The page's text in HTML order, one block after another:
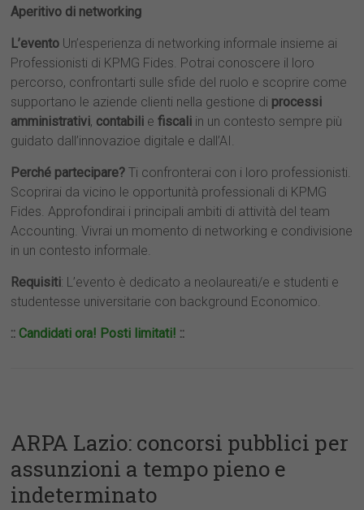
Aperitivo di networking
L’evento Un’esperienza di networking informale insieme ai
Professionisti di KPMG Fides. Potrai conoscere il loro
percorso, confrontarti sulle sfide del ruolo e scoprire come
supportano le aziende clienti nella gestione di processi
amministrativi, contabili efiscali in un contesto sempre più
guidato dall’innovazioe digitale e dall’AI.
Perché partecipare?Ti confronterai con i loro professionisti.
Scoprirai da vicino le opportunità professionali di KPMG
Fides. Approfondirai i principali ambiti di attività del team
Accounting. Vivrai un momento di networking e condivisione
in un contesto informale.
Requisiti: L’evento è dedicato a neolaureati/e e studenti e
studentesse universitarie con background Economico.
::Candidati ora! Posti limitati! ::
ARPA Lazio: concorsi pubblici per
assunzioni a tempo pieno e
indeterminato